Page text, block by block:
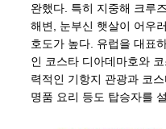
완했다. 특히 지중해 크루
해변, 눈부신 햇살이 어우
호도가 높다. 유럽을 대표
인 코스타 디아데마호와
력적인 기항지 관광과 코
명품 요리 등도 탑승자를